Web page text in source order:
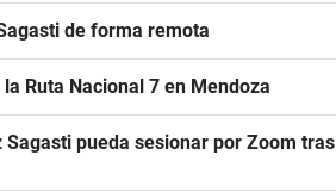
de forma remota
Ruta Nacional 7 en Mendoza
pueda sesionar por Zoom tras